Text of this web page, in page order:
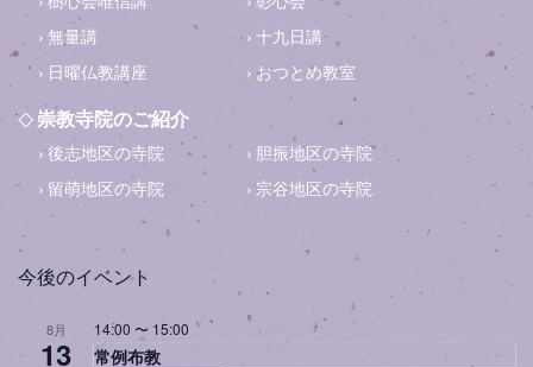
無量講
十九日講
日曜仏教講座
おつとめ教室
崇教寺院のご紹介
後志地区の寺院
胆振地区の寺院
留萌地区の寺院
宗谷地区の寺院
今後のイベント
8月
13
14:00 〜 15:00
常例布教